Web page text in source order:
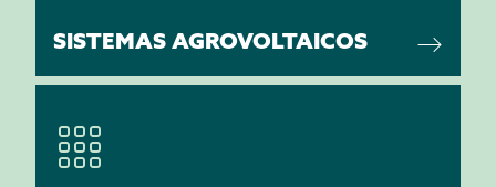
SISTEMAS AGROVOLTAICOS